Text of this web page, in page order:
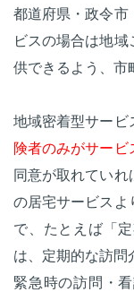
都道府県・政令市
ビスの場合は地
供できるよう、市
地域密着型サービ
険者のみがサービ
同意が取れていれ
の居宅サービスよ
で、たとえば「
は、定期的な訪問
緊急時の訪問・